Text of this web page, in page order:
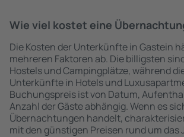
Wie viel kostet eine
Die Kosten der Unterkünfte in Gastein
mehreren Faktoren ab. Die billigsten
Hostels und Campingplätze, während
Unterkünfte in Hotels und
Buchungspreis ist von Datum,
Anzahl der Gäste abhängig. Wenn es
Übernachtungen handelt,
mit den günstigen Preisen rund um das